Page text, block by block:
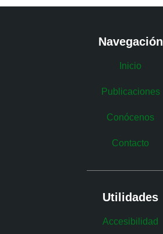
Navegación
Inicio
Publicaciones
Conócenos
Contacto
Utilidades
Accesibilidad